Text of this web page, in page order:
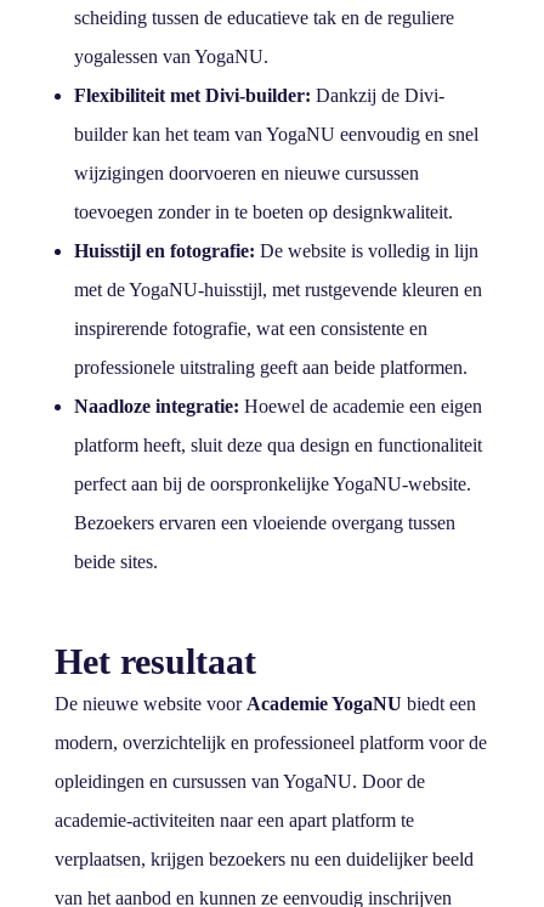
scheiding tussen de educatieve tak en de reguliere
yogalessen van YogaNU.
Flexibiliteit met Divi-builder: Dankzij de Divi-
builder kan het team van YogaNU eenvoudig en snel
wijzigingen doorvoeren en nieuwe cursussen
toevoegen zonder in te boeten op designkwaliteit.
Huisstijl en fotografie: De website is volledig in lijn
met de YogaNU-huisstijl, met rustgevende kleuren en
inspirerende fotografie, wat een consistente en
professionele uitstraling geeft aan beide platformen.
Naadloze integratie: Hoewel de academie een eigen
platform heeft, sluit deze qua design en functionaliteit
perfect aan bij de oorspronkelijke YogaNU-website.
Bezoekers ervaren een vloeiende overgang tussen
beide sites.
Het resultaat
De nieuwe website voor Academie YogaNU biedt een
modern, overzichtelijk en professioneel platform voor de
opleidingen en cursussen van YogaNU. Door de
academie-activiteiten naar een apart platform te
verplaatsen, krijgen bezoekers nu een duidelijker beeld
van het aanbod en kunnen ze eenvoudig inschrijven